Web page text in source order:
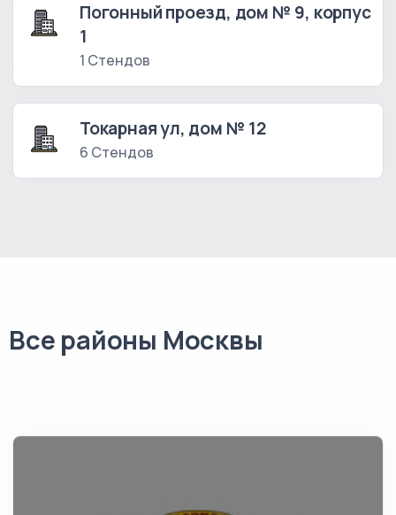
Погонный проезд, дом № 9, корпус
1
1 Стендов
Токарная ул, дом № 12
6 Стендов
Все районы Москвы